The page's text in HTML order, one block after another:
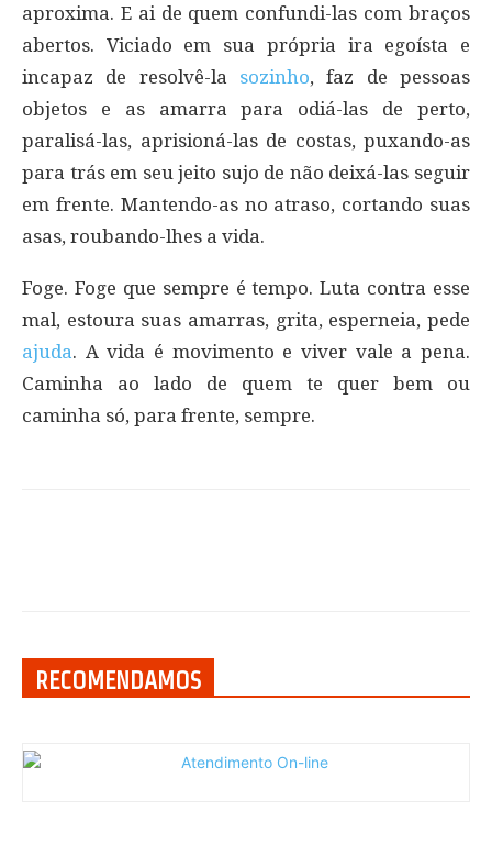
aproxima. E ai de quem confundi-las com braços
abertos. Viciado em sua própria ira egoísta e
incapaz de resolvê-la sozinho, faz de pessoas
objetos e as amarra para odiá-las de perto,
paralisá-las, aprisioná-las de costas, puxando-as
para trás em seu jeito sujo de não deixá-las seguir
em frente. Mantendo-as no atraso, cortando suas
asas, roubando-lhes a vida.
Foge. Foge que sempre é tempo. Luta contra esse
mal, estoura suas amarras, grita, esperneia, pede
ajuda. A vida é movimento e viver vale a pena.
Caminha ao lado de quem te quer bem ou
caminha só, para frente, sempre.
RECOMENDAMOS